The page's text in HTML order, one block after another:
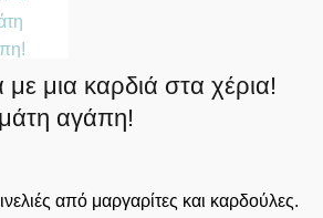
μια καρδιά στα χέρια!
αγάπη!
από μαργαρίτες και καρδούλες.